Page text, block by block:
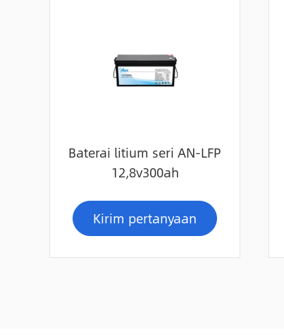
Baterai litium seri AN-LFP
12,8v300ah
Kirim pertanyaan